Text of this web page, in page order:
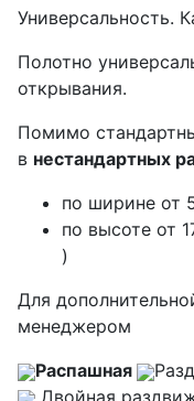
Универсальность.
Полотно
открывания.
Помимо
в нестандартных
по ширине от
по высоте от
)
Для
менеджером
Распашная
Двойная